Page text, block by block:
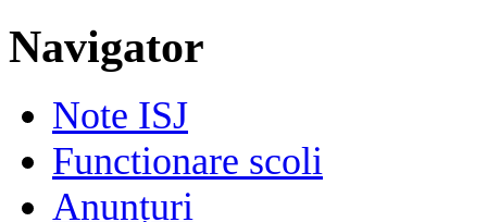
Navigator
Note ISJ
Functionare scoli
Anunțuri